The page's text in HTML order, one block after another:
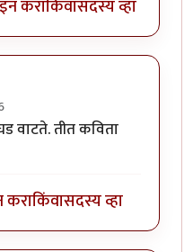
कराकिंवासदस्य व्हा
वाटते. तीत कविता
कराकिंवासदस्य व्हा